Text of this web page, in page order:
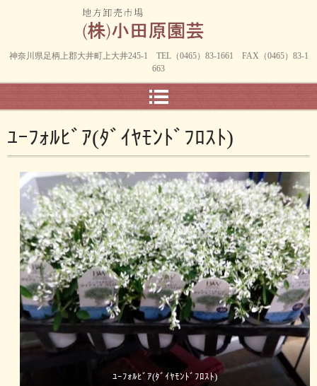
神奈川県足柄上郡大井町上大井245-1 TEL（0465）83-1661 FAX（0465）83-1
663
ﾕｰﾌｫﾙﾋﾞｱ(ﾀﾞｲﾔﾓﾝﾄﾞﾌﾛｽﾄ)
ﾕｰﾌｫﾙﾋﾞｱ(ﾀﾞｲﾔﾓﾝﾄﾞﾌﾛｽﾄ)